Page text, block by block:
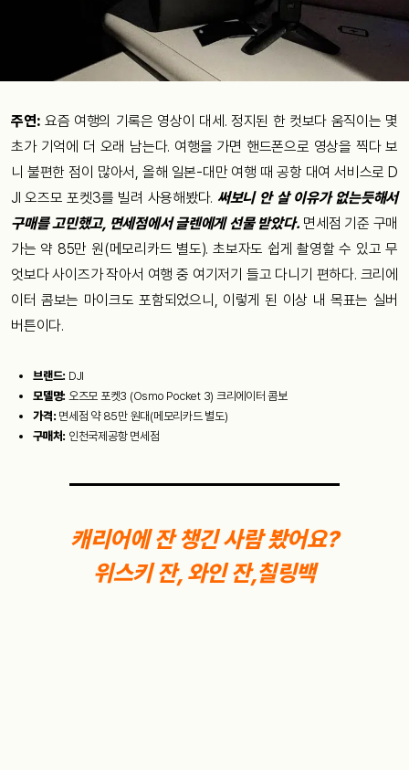
주연: 요즘 여행의 기록은 영상이 대세. 정지된 한 컷보다 움직이는 몇
초가 기억에 더 오래 남는다. 여행을 가면 핸드폰으로 영상을 찍다 보
니 불편한 점이 많아서, 올해 일본-대만 여행 때 공항 대여 서비스로 D
JI 오즈모 포켓3를 빌려 사용해봤다. 써보니 안 살 이유가 없는듯해서
구매를 고민했고, 면세점에서 글렌에게 선물 받았다. 면세점 기준 구매
가는 약 85만 원(메모리카드 별도). 초보자도 쉽게 촬영할 수 있고 무
엇보다 사이즈가 작아서 여행 중 여기저기 들고 다니기 편하다. 크리에
이터 콤보는 마이크도 포함되었으니, 이렇게 된 이상 내 목표는 실버
버튼이다.
브랜드: DJI
모델명: 오즈모 포켓3 (Osmo Pocket 3) 크리에이터 콤보
가격: 면세점 약 85만 원대(메모리카드 별도)
구매처: 인천국제공항 면세점
캐리어에 잔 챙긴 사람 봤어요?
위스키 잔, 와인 잔,칠링백